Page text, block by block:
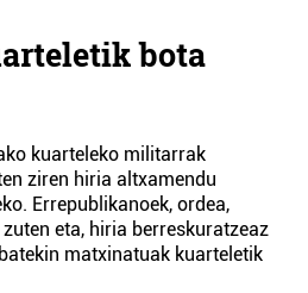
bota
kuarteleko militarrak
ziren hiria altxamendu
Errepublikanoek, ordea,
eta, hiria berreskuratzeaz
matxinatuak kuarteletik